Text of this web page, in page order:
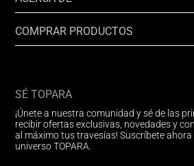
COMPRAR PRODUCTOS
SÉ TOPARA
¡Únete a nuestra comunidad y sé de las
recibir ofertas exclusivas, novedades y
al máximo tus travesías! Suscríbete
universo TOPARA.